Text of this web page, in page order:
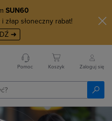
SUN60
złap słoneczny rabat!
➜
Pomoc Koszyk Zaloguj się